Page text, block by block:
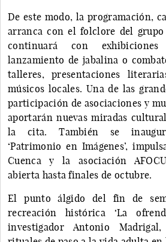
De este modo, la programación,
arranca con el folclore del grupo
continuará con exhibiciones
lanzamiento de jabalina o
talleres, presentaciones
músicos locales. Una de las
participación de asociaciones y
aportarán nuevas miradas
la cita. También se
‘Patrimonio en Imágenes’,
Cuenca y la asociación
abierta hasta finales de octubre.
El punto álgido del fin de
recreación histórica ‘La
investigador Antonio